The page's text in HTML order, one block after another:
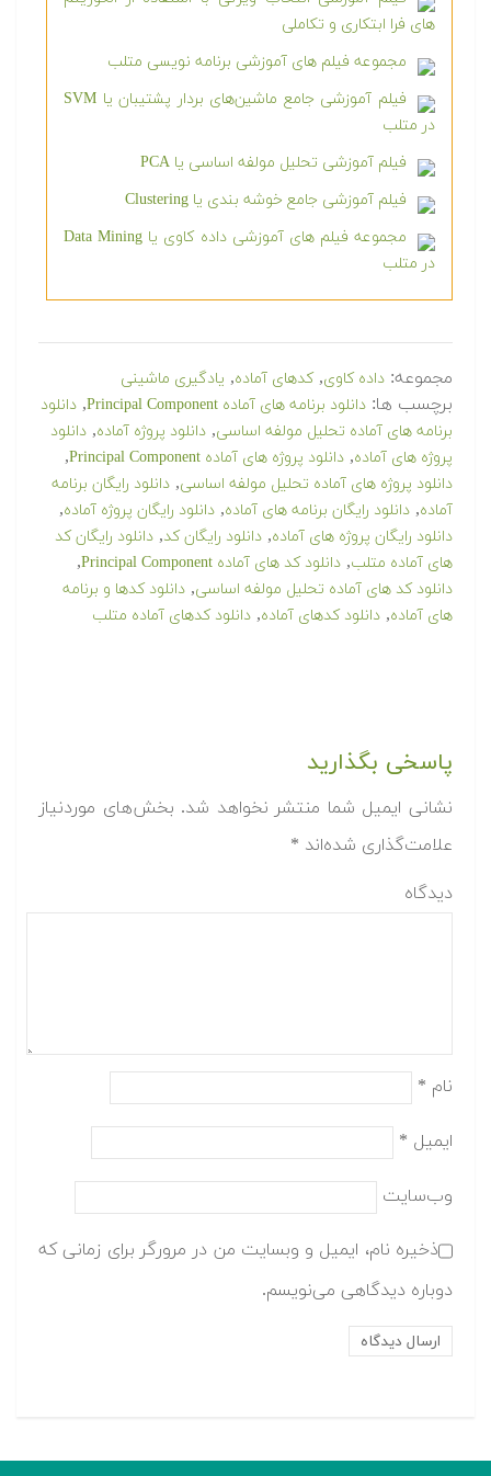
های فرا ابتکاری و تکاملی
مجموعه فیلم های آموزشی برنامه نویسی متلب
فیلم آموزشی جامع ماشین‌های بردار پشتیبان یا SVM
در متلب
فیلم آموزشی تحلیل مولفه اساسی یا PCA
فیلم آموزشی جامع خوشه بندی یا Clustering
مجموعه فیلم های آموزشی داده کاوی یا Data Mining
در متلب
مجموعه: داده کاوی,کدهای آماده, یادگیری ماشینی
برچسب ها: دانلود برنامه های آماده Principal Component , دانلود
برنامه های آماده تحلیل مولفه اساسی, دانلود پروژه آماده, دانلود
پروژه های آماده, دانلود پروژه های آماده Principal Component ,
دانلود پروژه های آماده تحلیل مولفه اساسی, دانلود رایگان برنامه
آماده, دانلود رایگان برنامه های آماده, دانلود رایگان پروژه آماده,
دانلود رایگان پروژه های آماده, دانلود رایگان کد, دانلود رایگان کد
های آماده متلب, دانلود کد های آماده Principal Component ,
دانلود کد های آماده تحلیل مولفه اساسی, دانلود کدها و برنامه
های آماده, دانلود کدهای آماده, دانلود کدهای آماده متلب
پاسخی بگذارید
نشانی ایمیل شما منتشر نخواهد شد. بخش‌های موردنیاز
علامت‌گذاری شده‌اند *
دیدگاه
نام *
ایمیل *
وب‌سایت
ذخیره نام، ایمیل و وبسایت من در مرورگر برای زمانی که
دوباره دیدگاهی می‌نویسم.